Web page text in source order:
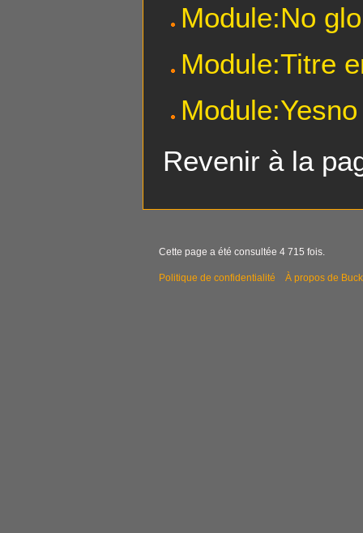
Module:No
Module:Titre
Module:Yesno
Revenir à la
Cette page a été consultée 4 715 fois.
Politique de confidentialité À propos de